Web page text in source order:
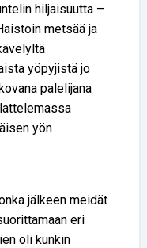
hiljaisuutta –
metsää ja
yöpyjistä jo
palelijana
yön
jälkeen meidät
eri
oli kunkin